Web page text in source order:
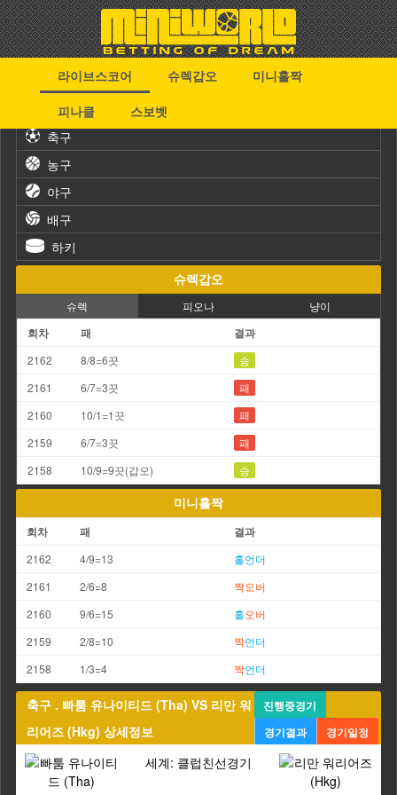
라이브스코어 슈렉갑오
미니홀짝
피나클
스보벳
축구
농구
야구
배구
하키
슈렉갑오
슈렉 피오나 냥이
회차 패 결과
2162 8/8=6끗
승
2161
6/7=3끗
패
2160
10/1=1끗
패
2159
6/7=3끗
패
2158
10/9=9끗(갑오) 승
미니홀짝
회차 패 결과
2162 4/9=13 홀언더
2161
2/6=8 짝오버
2160
9/6=15 홀오버
2159
2/8=10 짝언더
2158
1/3=4 짝언더
축구 . 빠툼 유나이티드 (Tha) VS 리만 워
리어즈 (Hkg) 상세정보
진행중경기
경기결과
경기일정
세계: 클럽친선경기